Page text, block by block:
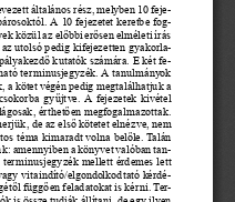
általános rész, melyben 10 feje-
A 10 fejezetet keretbe fog-
közül az előbbi erősen elméleti írás
utolsó pedig kifejezetten gyakorla-
kutatók számára. E két fe-
terminusjegyzék. A tanulmányok
a kötet végén pedig megtalálhatjuk a
gyűjtve. A fejezetek kivétel
érthetően megfogalmazottak.
de az első kötetet elnézve, nem
téma kimaradt volna belőle. Talán
amennyiben a könyvet valóban tan-
mellett érdemes lett
vitaindító/elgondolkodtató kérdé-
függően feladatokat is kérni. Ter-
is össze tudják állítani, de egy ilyen